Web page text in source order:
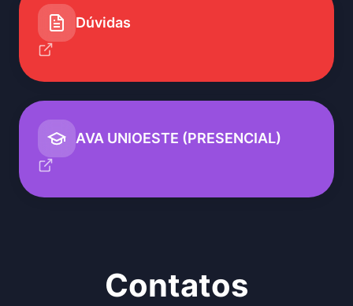
Dúvidas
AVA UNIOESTE (PRESENCIAL)
Contatos